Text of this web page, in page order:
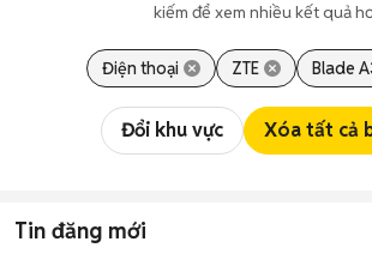
kiếm để xem nhiều kết quả
Điện thoại ZTE Blade
Đổi khu vực Xóa tất cả
Tin đăng mới